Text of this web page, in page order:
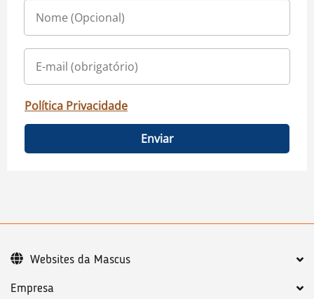
Política Privacidade
Enviar
Empresa
Websites da Mascus